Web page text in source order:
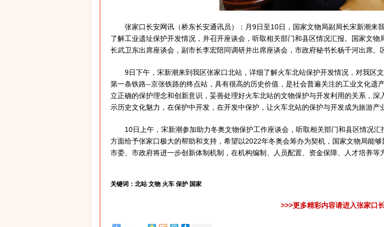
张家口长安网讯（桥东长安通讯员）：月9日至10日，国家文物局副局长宋新潮来
了解工业遗址保护开发情况，并召开座谈会，听取相关部门和县区情况汇报。国家文
长武卫东出席座谈会，副市长李宏陪同调研并出席座谈会，市政府秘书长杨千河出席。
9日下午，宋新潮来到我区张家口北站，详细了解火车北站保护开发情况，对我区
第一条铁路--京张铁路的终点站，具有很高的历史价值，是社会普遍关注的工业文化遗
立正确的保护理念和创新意识，妥善处理好火车北站的文物保护与开发利用的关系，
示历史文化魅力，在保护中开发，在开发中保护，让火车北站的保护与开发成为旅游产
10日上午，宋新潮参加助力冬奥文物保护工作座谈会，听取相关部门和县区情况汇
方面给予张家口极大的帮助和支持，希望以2022年冬奥会筹办为契机，国家文物局能
市委、市政府将进一步创新体制机制，在机构编制、人员配置、资金保障、人才培养等
关键词： 北站 文物 火车 保护 国家
>>>更多精彩内容请进入张家口